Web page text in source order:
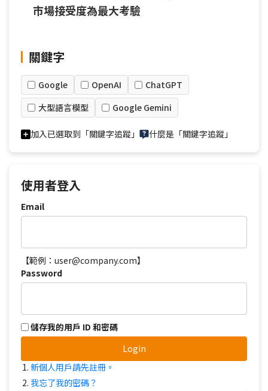
市場接受度為最大考驗
關鍵字
Google OpenAI
ChatGPT
大型語言模型
Google Gemini
加入已選取到「關鍵字追蹤」 什麼是「關鍵字追蹤」
使用者登入
Email
【範例：user@company.com】
Password
儲存我的用戶 ID 和密碼
Login
新個人用戶請先註冊。
我忘了我的密碼？